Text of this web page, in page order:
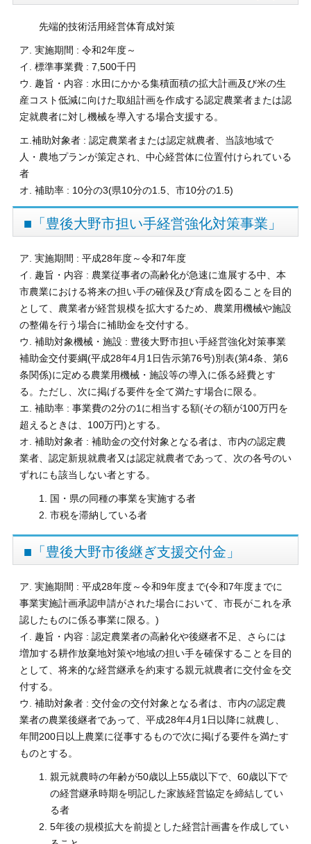
先端的技術活用経営体育成対策
ア. 実施期間 : 令和2年度～
イ. 標準事業費 : 7,500千円
ウ. 趣旨・内容 : 水田にかかる集積面積の拡大計画及び米の生
産コスト低減に向けた取組計画を作成する認定農業者または認
定就農者に対し機械を導入する場合支援する。
エ.補助対象者 : 認定農業者または認定就農者、当該地域で
人・農地プランが策定され、中心経営体に位置付けられている
者
オ. 補助率 : 10分の3(県10分の1.5、市10分の1.5)
■「豊後大野市担い手経営強化対策事業」
ア. 実施期間 : 平成28年度～令和7年度
イ. 趣旨・内容 : 農業従事者の高齢化が急速に進展する中、本
市農業における将来の担い手の確保及び育成を図ることを目的
として、農業者が経営規模を拡大するため、農業用機械や施設
の整備を行う場合に補助金を交付する。
ウ. 補助対象機械・施設 : 豊後大野市担い手経営強化対策事業
補助金交付要綱(平成28年4月1日告示第76号)別表(第4条、第6
条関係)に定める農業用機械・施設等の導入に係る経費とす
る。ただし、次に掲げる要件を全て満たす場合に限る。
エ. 補助率 : 事業費の2分の1に相当する額(その額が100万円を
超えるときは、100万円)とする。
オ. 補助対象者 : 補助金の交付対象となる者は、市内の認定農
業者、認定新規就農者又は認定就農者であって、次の各号のい
ずれにも該当しない者とする。
国・県の同種の事業を実施する者
市税を滞納している者
■「豊後大野市後継ぎ支援交付金」
ア. 実施期間 : 平成28年度～令和9年度まで(令和7年度までに
事業実施計画承認申請がされた場合において、市長がこれを承
認したものに係る事業に限る。)
イ. 趣旨・内容 : 認定農業者の高齢化や後継者不足、さらには
増加する耕作放棄地対策や地域の担い手を確保することを目的
として、将来的な経営継承を約束する親元就農者に交付金を交
付する。
ウ. 補助対象者 : 交付金の交付対象となる者は、市内の認定農
業者の農業後継者であって、平成28年4月1日以降に就農し、
年間200日以上農業に従事するもので次に掲げる要件を満たす
ものとする。
親元就農時の年齢が50歳以上55歳以下で、60歳以下で
の経営継承時期を明記した家族経営協定を締結してい
る者
5年後の規模拡大を前提とした経営計画書を作成してい